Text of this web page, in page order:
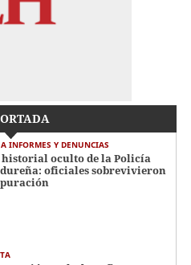
A INFORMES Y DENUNCIAS
historial oculto de la Policía
oficiales sobrevivieron